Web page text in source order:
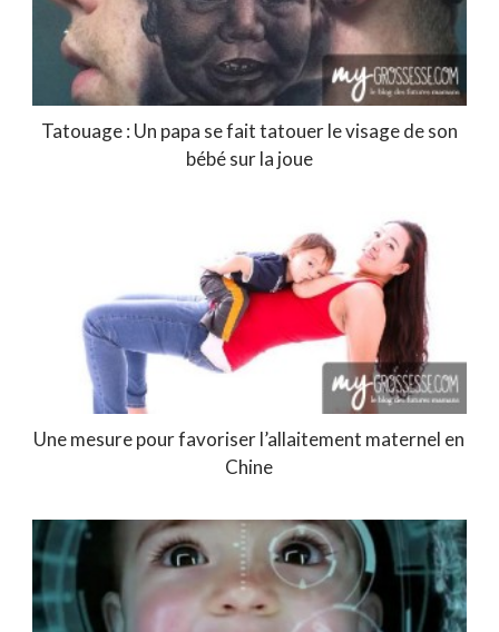
Tatouage : Un papa se fait tatouer le visage de son
bébé sur la joue
Une mesure pour favoriser l’allaitement maternel en
Chine